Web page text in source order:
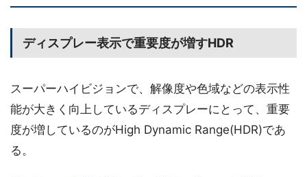
ディスプレー表示で重要度が増すHDR
スーパーハイビジョンで、解像度や色域などの表示性
能が大きく向上しているディスプレーにとって、重要
度が増しているのがHigh Dynamic Range(HDR)であ
る。